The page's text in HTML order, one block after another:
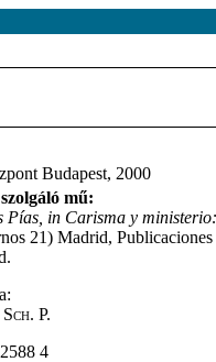
Budapest, 2000
mű:
Pías, in Carisma y
21) Madrid,
P.
4